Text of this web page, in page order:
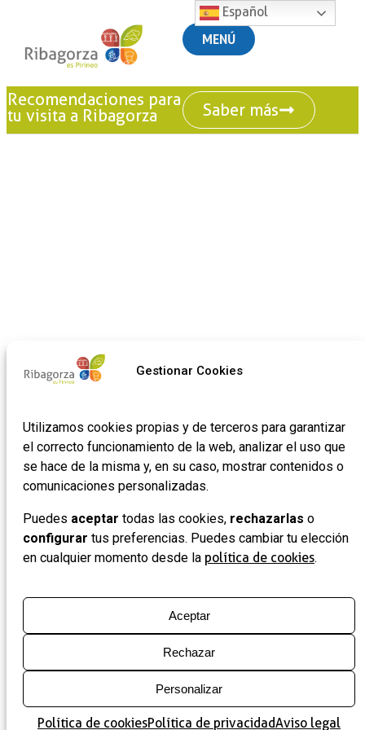
Gestionar Cookies
Utilizamos cookies propias y de terceros para garantizar
el correcto funcionamiento de la web, analizar el uso que
se hace de la misma y, en su caso, mostrar contenidos o
comunicaciones personalizadas.
Puedes aceptar todas las cookies, rechazarlas o
configurar tus preferencias. Puedes cambiar tu elección
en cualquier momento desde la política de cookies.
Aceptar
Rechazar
Personalizar
Política de cookiesPolítica de privacidadAviso legal
MENÚ
Recomendaciones para
tu visita a Ribagorza
Saber más
Español